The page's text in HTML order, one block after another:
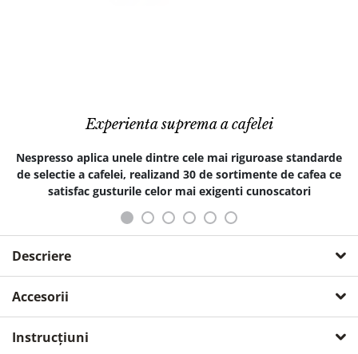
Experienta suprema a cafelei
Nespresso aplica unele dintre cele mai riguroase standarde
de selectie a cafelei, realizand 30 de sortimente de cafea ce
satisfac gusturile celor mai exigenti cunoscatori
Descriere
Accesorii
Instrucțiuni